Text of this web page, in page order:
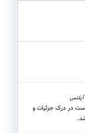
در درک جزئیات و